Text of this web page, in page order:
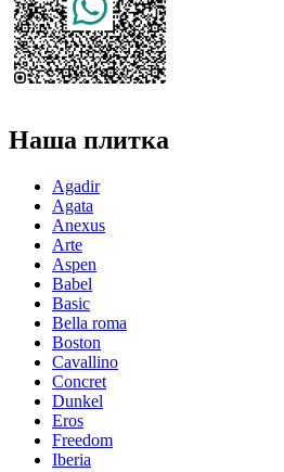
Наша плитка
Agadir
Agata
Anexus
Arte
Aspen
Babel
Basic
Bella roma
Boston
Cavallino
Concret
Dunkel
Eros
Freedom
Iberia